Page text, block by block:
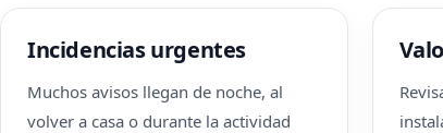
Incidencias urgentes
Muchos avisos llegan de noche, al
volver a casa o durante la actividad